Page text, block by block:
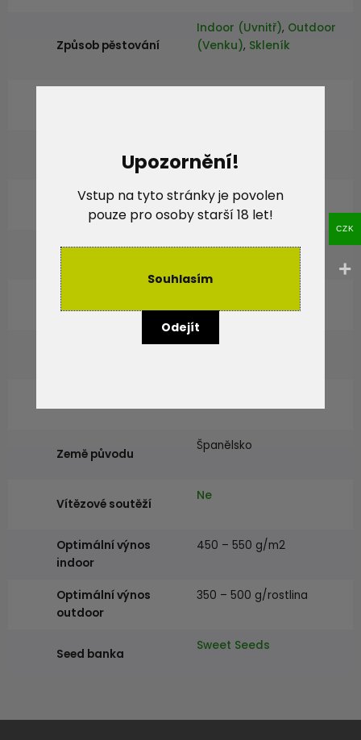
Způsob pěstování
Indoor (Uvnitř), Outdoor
(Venku), Skleník
Obsah CBD
Průměrný
Doba květu
56-65 dnů
Výška rostlin
Indika
Země původu
Španělsko
Vítězové soutěží
Ne
Optimální výnos
indoor
450 – 550 g/m2
Optimální výnos
outdoor
350 – 500 g/rostlina
Seed banka
Sweet Seeds
CZK
Upozornění!
Vstup na tyto stránky je povolen
pouze pro osoby starší 18 let!
Souhlasím
Odejít